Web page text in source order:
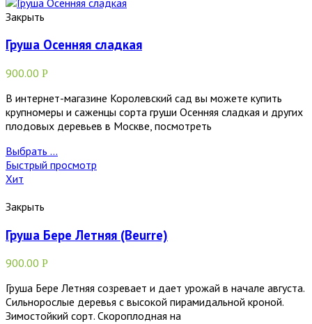
Закрыть
Груша Осенняя сладкая
900.00 Р
В интернет-магазине Королевский сад вы можете купить
крупномеры и саженцы сорта груши Осенняя сладкая и других
плодовых деревьев в Москве, посмотреть
Выбрать ...
Быстрый просмотр
Хит
Закрыть
Груша Бере Летняя (Beurre)
900.00 Р
Груша Бере Летняя созревает и дает урожай в начале августа.
Сильнорослые деревья с высокой пирамидальной кроной.
Зимостойкий сорт. Скороплодная на